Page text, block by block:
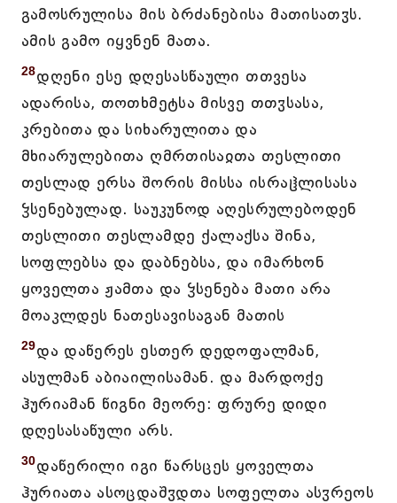
გამოსრულისა მის ბრძანებისა მათისათჳს.
ამის გამო იყვნენ მათა.
28დღენი ესე დღესასწაული თთვესა
ადარისა, თოთხმეტსა მისვე თთჳსასა,
კრებითა და სიხარულითა და
მხიარულებითა ღმრთისაჲთა თესლითი
თესლად ერსა შორის მისსა ისრაჱლისასა
ჴსენებულად. საუკუნოდ აღესრულებოდენ
თესლითი თესლამდე ქალაქსა შინა,
სოფლებსა და დაბნებსა, და იმარხონ
ყოველთა ჟამთა და ჴსენება მათი არა
მოაკლდეს ნათესავისაგან მათის
29და დაწერეს ესთერ დედოფალმან,
ასულმან აბიაილისამან. და მარდოქე
ჰურიამან წიგნი მეორე: ფრურე დიდი
დღესასაწული არს.
30დაწერილი იგი წარსცეს ყოველთა
ჰურიათა ასოცდაშჳდთა სოფელთა ასჳრეოს